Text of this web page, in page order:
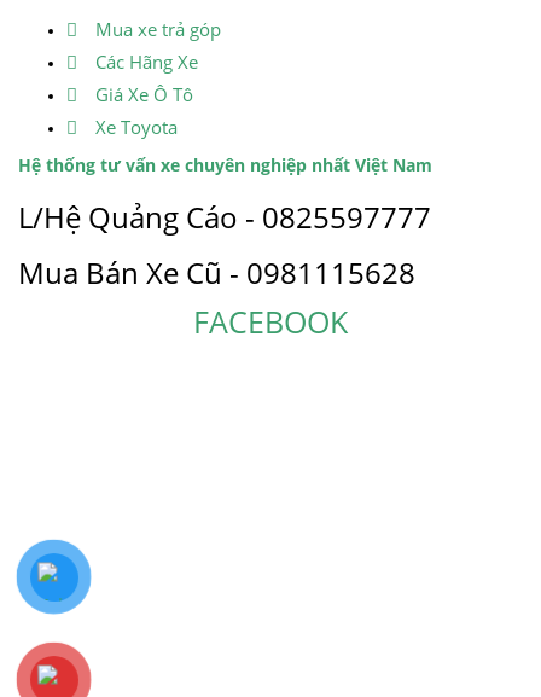
Mua xe trả góp
Các Hãng Xe
Giá Xe Ô Tô
Xe Toyota
Hệ thống tư vấn xe chuyên nghiệp nhất Việt Nam
L/Hệ Quảng Cáo - 0825597777
Mua Bán Xe Cũ - 0981115628
FACEBOOK